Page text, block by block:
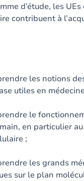
d’étude, les
contribuent à
les notions
utiles en
le
en particulier
;
les grands
sur le plan